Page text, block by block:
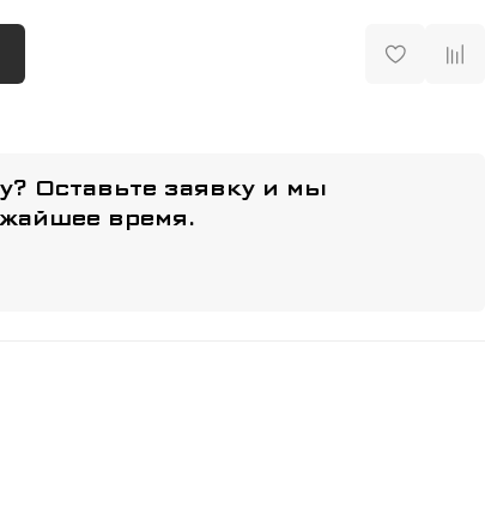
Оставьте заявку и мы
время.